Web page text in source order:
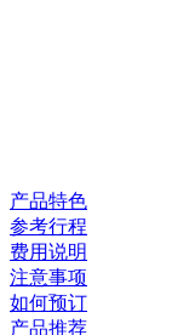
产品特色
参考行程
费用说明
注意事项
如何预订
产品推荐